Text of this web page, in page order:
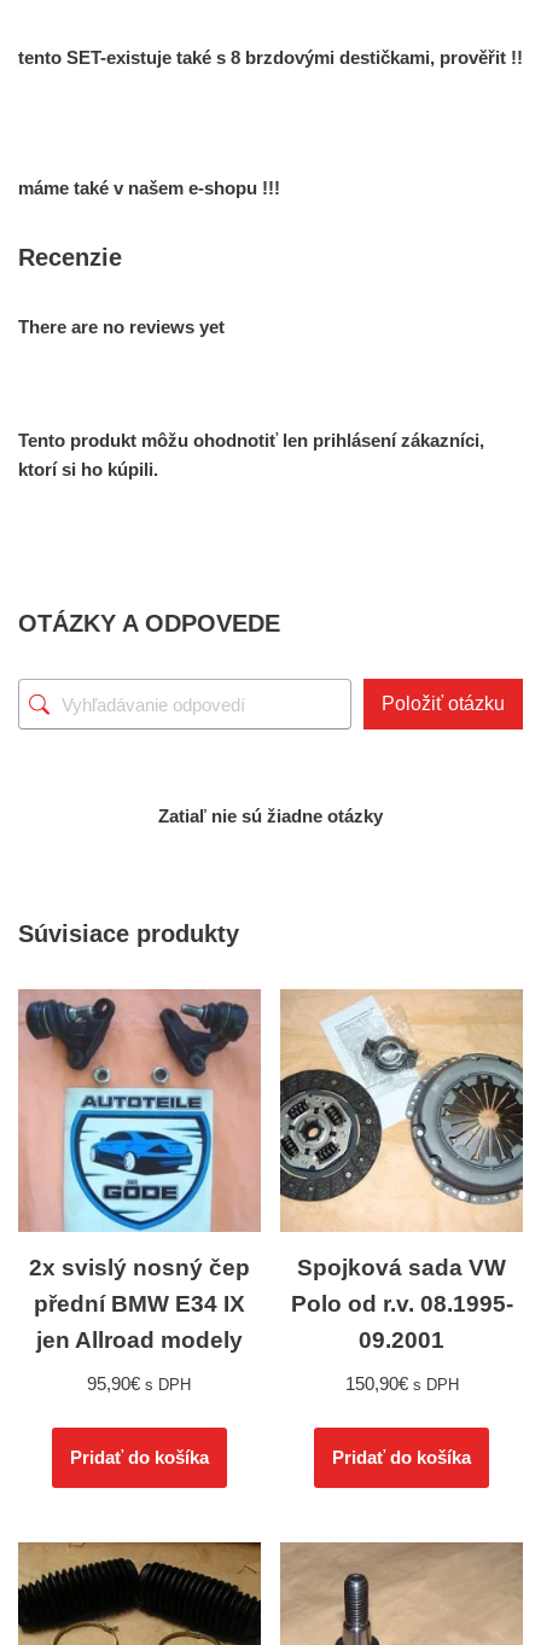
tento SET-existuje také s 8 brzdovými destičkami, prověřit !!
máme také v našem e-shopu !!!
Recenzie
There are no reviews yet
Tento produkt môžu ohodnotiť len prihlásení zákazníci,
ktorí si ho kúpili.
OTÁZKY A ODPOVEDE
Položiť otázku
Zatiaľ nie sú žiadne otázky
Súvisiace produkty
2x svislý nosný čep
přední BMW E34 IX
jen Allroad modely
95,90€ s DPH
Pridať do košíka
Spojková sada VW
Polo od r.v. 08.1995-
09.2001
150,90€ s DPH
Pridať do košíka